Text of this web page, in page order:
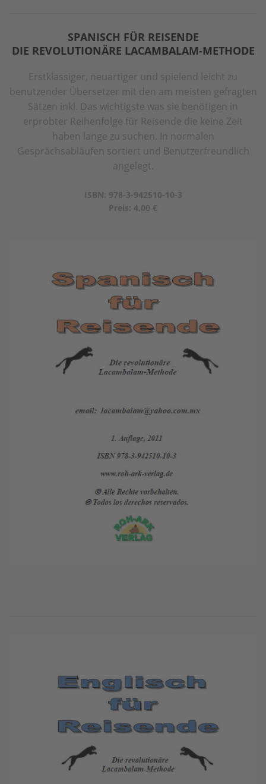
SPANISCH FÜR REISENDE
DIE REVOLUTIONÄRE LACAMBALAM-METHODE
Erstklassiger, neuartiger und spielend leicht zu
benutzender Übersetzer mit den am meisten gefragten
Sätzen inkl. Das wichtigste was sie benötigen in
erprobter Reihenfolge für Reisende die keine Zeit
haben lange zu suchen. In normalen
Gesprächsabläufen sortiert und Benutzerfreundlich
angelegt.
ISBN: 978-3-942510-10-3
Preis: 4,00 €